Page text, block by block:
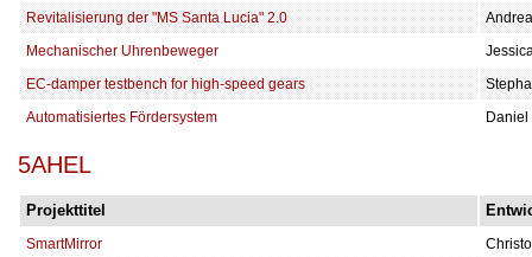
Revitalisierung der "MS Santa Lucia" 2.0
Mechanischer Uhrenbeweger
EC-damper testbench for high-speed gears
Automatisiertes Fördersystem
5AHEL
Projekttitel
SmartMirror